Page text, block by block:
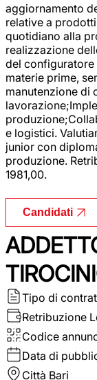
aggiornamento
relative a
quotidiano alla
realizzazione
del
materie prime,
manutenzione di
e logistici.
junior con
produzione.
1981,00.
Candidati
Tipo di
Retribuzione
Codice
Data di
Città Bari